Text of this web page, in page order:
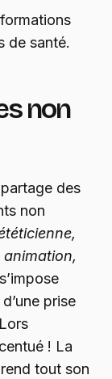
de santé.
non
des
non
prise
! La
tout son